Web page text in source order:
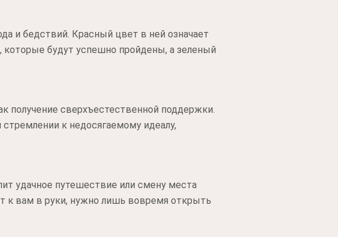
и бедствий. Красный цвет в ней означает
будут успешно пройдены, а зеленый
получение сверхъестественной поддержки.
к недосягаемому идеалу,
удачное путешествие или смену места
к вам в руки, нужно лишь вовремя открыть